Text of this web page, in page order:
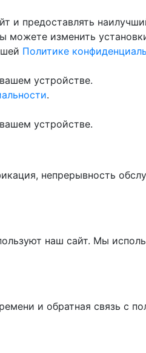
предоставлять
изменить
Политике
устройстве.
.
устройстве.
непрерывность
наш сайт. Мы
и обратная связь с